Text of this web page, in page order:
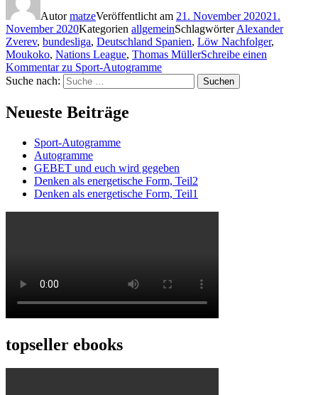
AutormatzeVeröffentlicht am 21. November 202021.
November 2020Kategorien allgemeinSchlagwörterAlexander
Zverev, bundesliga, Deutschland Spanien, Löw Nachfolger,
Moukoko, Nations League, Thomas MüllerSchreibe einen
Kommentarzu Sport-Autogramme
Suche nach:
Suchen
Neueste Beiträge
Sport-Autogramme
Autogramme
GEBET und euch wird gegeben
Denken als energetische Form, Teil2
Denken als energetische Form, Teil1
topseller ebooks